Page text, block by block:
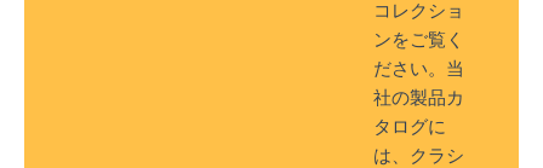
コレクショ
ンをご覧く
ださい。当
社の製品カ
タログに
は、クラシ